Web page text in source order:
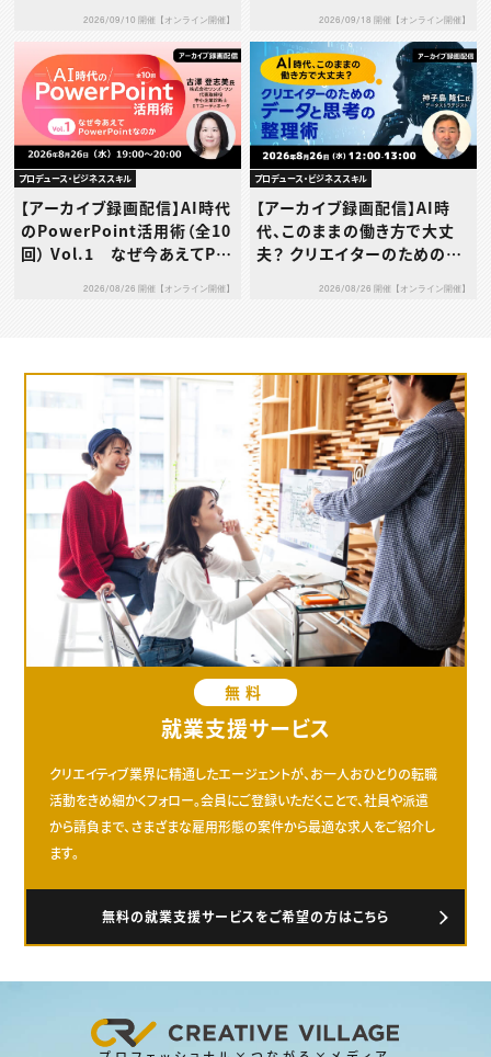
2026/09/10 開催【オンライン開催】 2026/09/18 開催【オンライン開催】
プロデュース・ビジネススキル
【アーカイブ録画配信】AI時代
のPowerPoint活用術（全10
回） Vol.1 なぜ今あえてPo
2026/08/26 開催【オンライン開催】
プロデュース・ビジネススキル
【アーカイブ録画配信】AI時
代、このままの働き方で大丈
夫？ クリエイターのためのデ
2026/08/26 開催【オンライン開催】
無料
就業支援サービス
クリエイティブ業界に精通したエージェントが、お一人おひとりの転職
活動をきめ細かくフォロー。会員にご登録いただくことで、社員や派遣
から請負まで、さまざまな雇用形態の案件から最適な求人をご紹介し
ます。
無料の就業支援サービスをご希望の方はこちら